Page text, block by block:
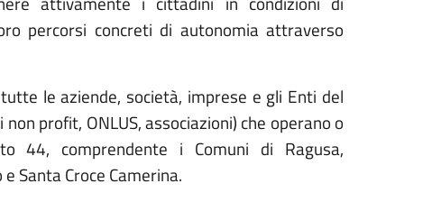
percorsi concreti di autonomia attraverso
tutte leaziende, società, imprese e gli Enti del
profit, ONLUS, associazioni) che operano o
44, comprendente i Comuni di Ragusa,
Santa Croce Camerina.